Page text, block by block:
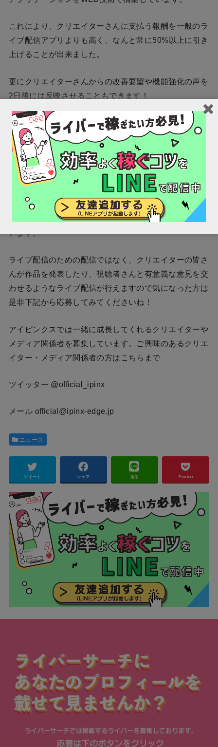
これにより、クリエイターさんに支払う報酬を一般のラ
イブ配信アプリよりも高く、なんと常に50%以上に引き
上げることが出来ました。
更にクリエイターさんからの改善要望や機能強化の声を
2日後には反映させることもできます！
そのほか、遅延の無いライブ配信ができることやAIを搭
載した顔認識エフェクト機能等も利用できます。
常にクリエイターさん目線で、安心してライブ配信がで
きるようサービスを充実させています。
I’pinxではクリエイターの皆さんにとって最高の配信サ
ービスを提供できるよう、たくさんの仲間と作り上げて
います。
ライブ配信のための配信ではなく、クリエイターの皆さ
んが作品を発表したり、視聴者さんと有意義な意見を交
わせるようなライブ配信が行えますので気になった方は
是非下記から応募してみてくださいね！
アイピンクスでは一緒に成長してくれるクリエイターや
メディア関係者を募集しています。ご興味のあるクリエ
イター・メディア関係者の方はこちらまで
ツイッター @official_ipinx
​メール official@ipinx-edge.jp
ニュース
ツイート シェア 送る Pocket